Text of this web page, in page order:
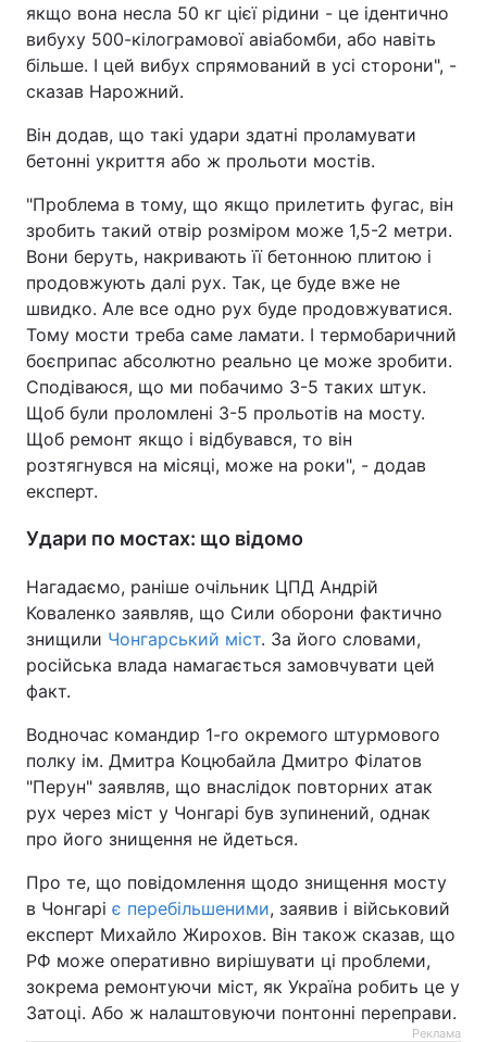
якщо вона несла 50 кг цієї рідини - це ідентично
вибуху 500-кілограмової авіабомби, або навіть
більше. І цей вибух спрямований в усі сторони", -
сказав Нарожний.
Він додав, що такі удари здатні проламувати
бетонні укриття або ж прольоти мостів.
"Проблема в тому, що якщо прилетить фугас, він
зробить такий отвір розміром може 1,5-2 метри.
Вони беруть, накривають її бетонною плитою і
продовжують далі рух. Так, це буде вже не
швидко. Але все одно рух буде продовжуватися.
Тому мости треба саме ламати. І термобаричний
боєприпас абсолютно реально це може зробити.
Сподіваюся, що ми побачимо 3-5 таких штук.
Щоб були проломлені 3-5 прольотів на мосту.
Щоб ремонт якщо і відбувався, то він
розтягнувся на місяці, може на роки", - додав
експерт.
Удари по мостах: що відомо
Нагадаємо, раніше очільник ЦПД Андрій
Коваленко заявляв, що Сили оборони фактично
знищили Чонгарський міст. За його словами,
російська влада намагається замовчувати цей
факт.
Водночас командир 1-го окремого штурмового
полку ім. Дмитра Коцюбайла Дмитро Філатов
"Перун" заявляв, що внаслідок повторних атак
рух через міст у Чонгарі був зупинений, однак
про його знищення не йдеться.
Про те, що повідомлення щодо знищення мосту
в Чонгарі є перебільшеними, заявив і військовий
експерт Михайло Жирохов. Він також сказав, що
РФ може оперативно вирішувати ці проблеми,
зокрема ремонтуючи міст, як Україна робить це у
Затоці. Або ж налаштовуючи понтонні переправи.
Реклама